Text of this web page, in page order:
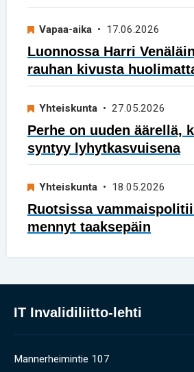
Vapaa-aika • 17.06.2026
Luonnossa Harri
rauhan kivusta
Yhteiskunta • 27.05.2026
Perhe on uuden äärellä,
syntyy lyhytkasvuisena
Yhteiskunta • 18.05.2026
Ruotsissa
mennyt taaksepäin
IT Invalidiliitto-lehti
Mannerheimintie 107